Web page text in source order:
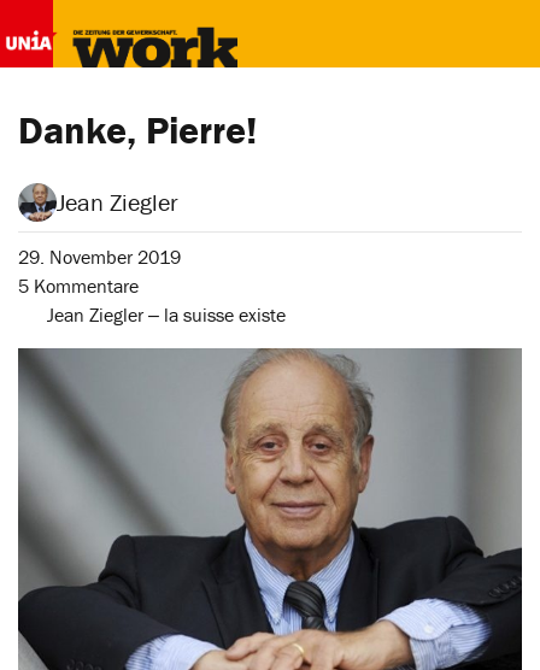
Danke, Pierre!
Jean Ziegler
29. November 2019
5 Kommentare
Jean Ziegler ‒ la suisse existe